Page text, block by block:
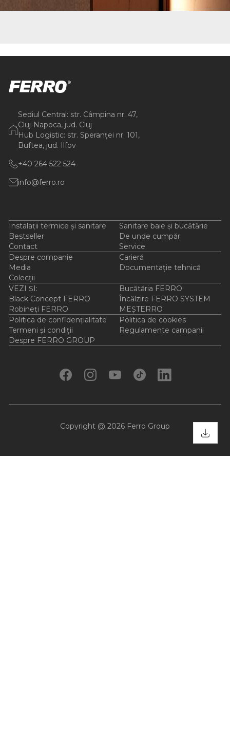
Sediul Central: str. Câmpina nr. 47,
Cluj-Napoca, jud. Cluj
Hub Logistic: str. Speranței nr. 101,
Buftea, jud. Ilfov
+40 264 522 524
info@ferro.ro
Instalații termice și sanitare
Sanitare baie și bucătărie
Bestseller
De unde cumpăr
Contact
Service
Despre companie
Carieră
Media
Documentație tehnică
Colecții
VEZI ȘI:
Bucătăria FERRO
Black Concept FERRO
Încălzire FERRO SYSTEM
Robineți FERRO
MEȘTERRO
Politica de confidențialitate
Politica de cookies
Termeni și condiții
Regulamente campanii
Despre FERRO GROUP
Copyright @ 2026 Ferro Group